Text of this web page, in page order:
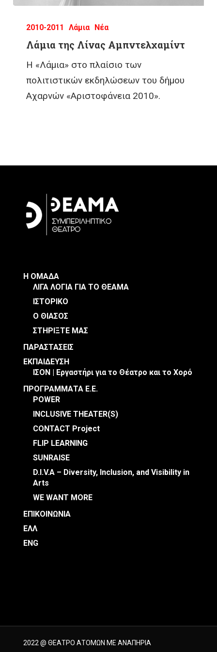
2010-2011 Λάμια Νέα
Λάμια της Λίνας Αμπντελχαμίντ
Η «Λάμια» στο πλαίσιο των
πολιτιστικών εκδηλώσεων του δήμου
Αχαρνών «Αριστοφάνεια 2010».
Η ΟΜΑΔΑ
ΛΙΓΑ ΛΟΓΙΑ ΓΙΑ ΤΟ ΘΕΑΜΑ
ΙΣΤΟΡΙΚΟ
Ο ΘΙΑΣΟΣ
ΣΤΗΡΙΞΤΕ ΜΑΣ
ΠΑΡΑΣΤΑΣΕΙΣ
ΕΚΠΑΙΔΕΥΣΗ
ΙΣΟΝ | Εργαστήρι για το Θέατρο και το Χορό
ΠΡΟΓΡΑΜΜΑΤΑ Ε.Ε.
POWER
INCLUSIVE THEATER(S)
CONTACT Project
FLIP LEARNING
SUNRAISE
D.I.V.A – Diversity, Inclusion, and Visibility in
Arts
WE WANT MORE
ΕΠΙΚΟΙΝΩΝΙΑ
ΕΛΛ
ENG
2022 @ ΘΕΑΤΡΟ ΑΤΟΜΩΝ ΜΕ ΑΝΑΠΗΡΙΑ